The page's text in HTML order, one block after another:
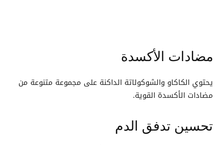
مضادات الأكسدة
يحتوي الكاكاو والشوكولاتة الداكنة على مجموعة متنوعة من
مضادات الأكسدة القوية.
تحسين تدفق الدم